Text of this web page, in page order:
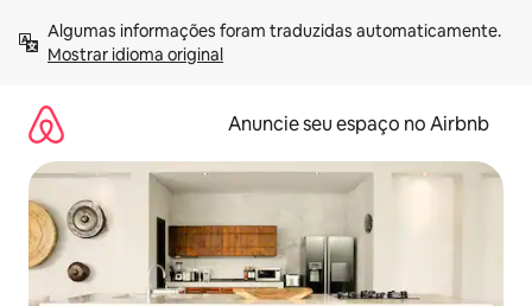
para
Mostrar idioma original
Anuncie seu espaço no Airbnb